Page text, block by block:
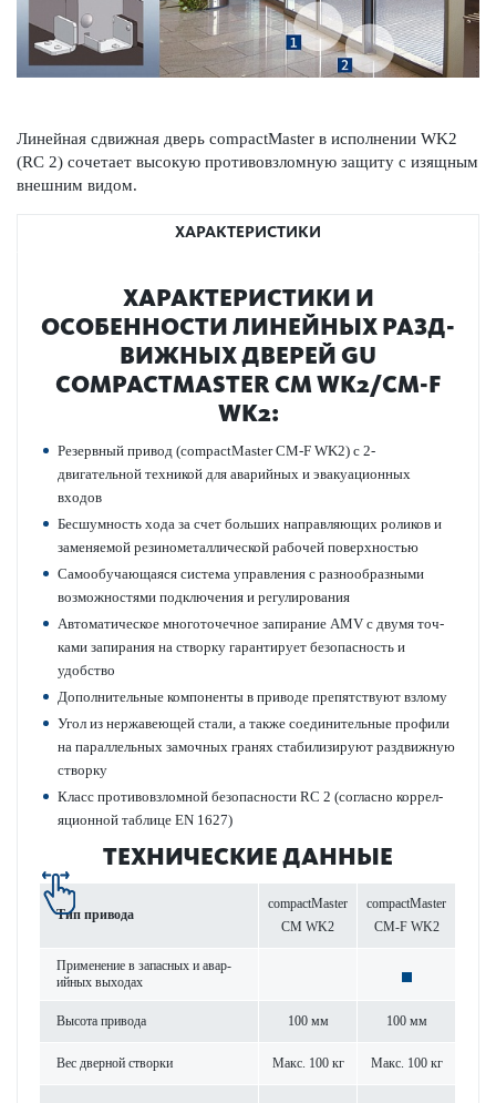
Линейная сдвижная дверь compactMaster в исполнении WK2
(RC 2) сочетает выс­окую против­овзломную защиту с изящным
внешним видом.
ХАРАКТЕРИСТИКИ
ХАР­АКТЕР­И­С­ТИКИ И
ОСОБЕННОСТИ ЛИНЕЙНЫХ РАЗ­Д­
ВИЖНЫХ ДВЕРЕЙ GU
COMPACTMASTER CM WK2/CM-F
WK2:
Рез­ервный привод (compactMaster CM-F WK2) с 2-
двигательной техникой для авар­ийных и эвакуацио­нных
входов
Бесшумность хода за счет больших направляющих роликов и
заменяемой рези­номет­аллической рабочей пове­рхно­стью
Самообучающаяся сис­тема управ­ления с разнообразными
возможно­с­тями под­ключения и регулирования
Автом­ат­ическое многоточечное запирание AMV с двумя точ­
ками запирания на створку гар­антирует безоп­асность и
удобство
Дополнительные компоненты в при­воде препятствуют взлому
Угол из нерж­а­в­еющей стали, а также соединительные профили
на пар­аллельных замочных гранях стабилизируют раз­д­вижную
створку
Класс против­овзломной безоп­асности RC 2 (согласно коррел­
яцио­нной таблице EN 1627)
ТЕХНИЧЕСКИЕ ДАННЫЕ
Тип при­вода
compactMaster
CM WK2
compactMaster
CM-F WK2
Применение в запасных и авар­
ийных выходах
Высота при­вода 100 мм 100 мм
Вес дверной створки Макс. 100 кг Макс. 100 кг